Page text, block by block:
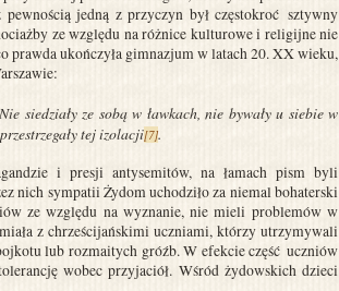
jedną z przyczyn był częstokroć sztywny
ze względu na różnice kulturowe i religijne nie
prawda ukończyła gimnazjum w latach 20. XX wieku,
siedziały ze sobą w ławkach, nie bywały u siebie w
tej izolacji[7].
i presji antysemitów, na łamach pism byli
nich sympatii Żydom uchodziło za niemal bohaterski
ze względu na wyznanie, nie mieli problemów w
z chrześcijańskimi uczniami, którzy utrzymywali
lub rozmaitych gróźb. W efekcie część uczniów
wobec przyjaciół. Wśród żydowskich dzieci